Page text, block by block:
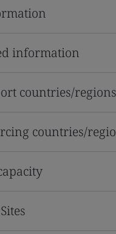
information
countries/regions
countries/